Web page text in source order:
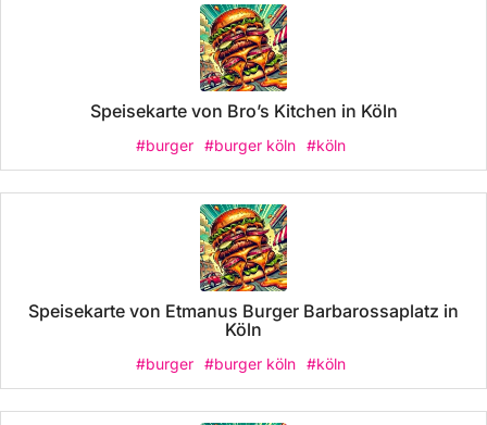
Speisekarte von Bro’s Kitchen in Köln
#burger #burger köln #köln
Speisekarte von Etmanus Burger Barbarossaplatz in
Köln
#burger #burger köln #köln